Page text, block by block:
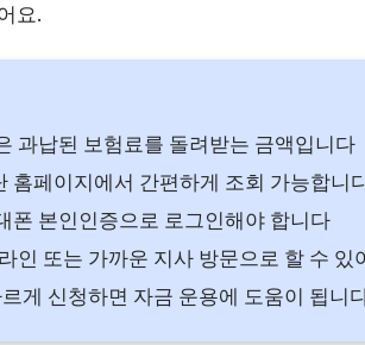
요.
과납된 보험료를 돌려받는 금액입니다
홈페이지에서 간편하게 조회 가능합니
폰 본인인증으로 로그인해야 합니다
인 또는 가까운 지사 방문으로 할 수 있
게 신청하면 자금 운용에 도움이 됩니